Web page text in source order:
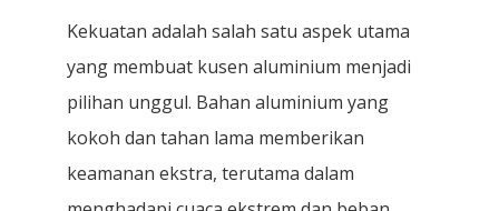
Kekuatan adalah salah satu aspek utama
yang membuat kusen aluminium menjadi
pilihan unggul. Bahan aluminium yang
kokoh dan tahan lama memberikan
keamanan ekstra, terutama dalam